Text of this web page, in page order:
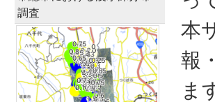
調査
本
報
ま